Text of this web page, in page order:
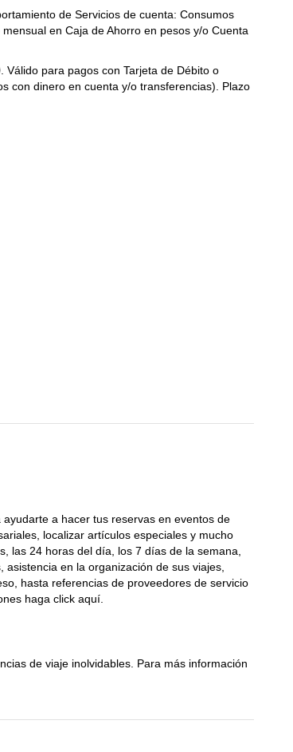
de Servicios de cuenta: Consumos
en Caja de Ahorro en pesos y/o Cuenta
para pagos con Tarjeta de Débito o
con dinero en cuenta y/o transferencias). Plazo
a hacer tus reservas en eventos de
localizar artículos especiales y mucho
las 24 horas del día, los 7 días de la semana,
en la organización de sus viajes,
hasta referencias de proveedores de servicio
haga click aquí.
de viaje inolvidables. Para más información